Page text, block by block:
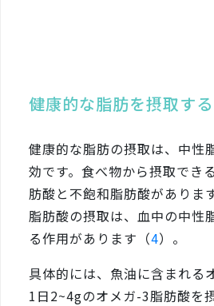
健康的な脂肪を摂取する
健康的な脂肪の摂取は、中性
効です。食べ物から摂取でき
肪酸と不飽和脂肪酸がありま
脂肪酸の摂取は、血中の中性
る作用があります（4）。
具体的には、魚油に含まれる
1日2~4gのオメガ-3脂肪酸を